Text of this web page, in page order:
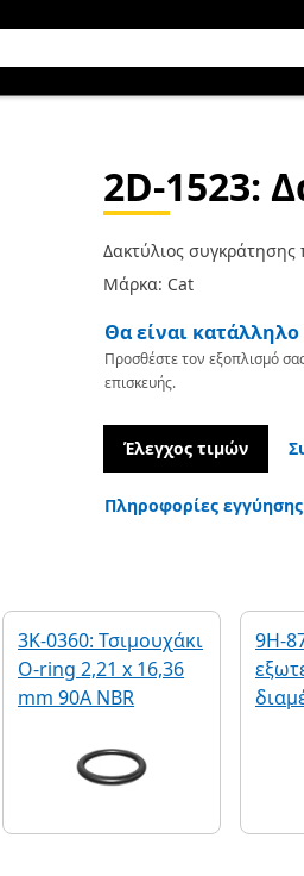
2D-1523:
Δακτύλιος
Μάρκα: Cat
Θα είναι
Προσθέστε τον εξοπλισμό
επισκευής.
Έλεγχος τιμών
Πληροφορίες εγγύησης
3K-0360: Τσιμουχάκι
O-ring 2,21 x 16,36
mm 90A NBR
9H-